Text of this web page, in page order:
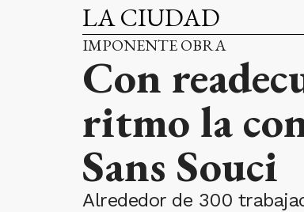
LA CIUDAD
IMPONENTE OBRA
Con
ritmo la
Sans Souci
Alrededor de 300